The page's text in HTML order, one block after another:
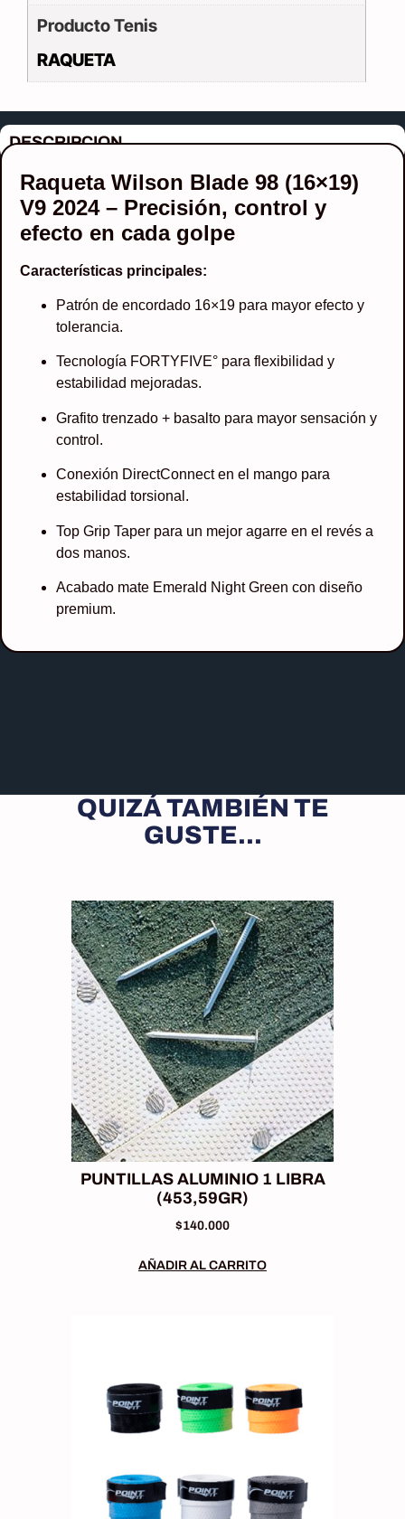
Producto Tenis
RAQUETA
DESCRIPCION
Raqueta Wilson Blade 98 (16×19)
V9 2024 – Precisión, control y
efecto en cada golpe
Características principales:
Patrón de encordado 16×19 para mayor efecto y
tolerancia.
Tecnología FORTYFIVE° para flexibilidad y
estabilidad mejoradas.
Grafito trenzado + basalto para mayor sensación y
control.
Conexión DirectConnect en el mango para
estabilidad torsional.
Top Grip Taper para un mejor agarre en el revés a
dos manos.
Acabado mate Emerald Night Green con diseño
premium.
QUIZÁ TAMBIÉN TE
GUSTE...
PUNTILLAS ALUMINIO 1 LIBRA
(453,59GR)
$140.000
AÑADIR AL CARRITO